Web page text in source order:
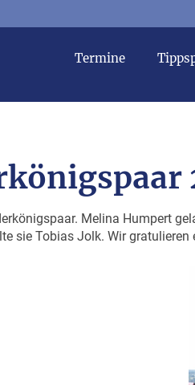
Termine
Melina Humpert
sie Tobias Jolk. Wir gratulieren